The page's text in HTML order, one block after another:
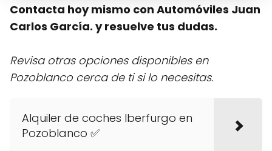
Contacta hoy mismo con Automóviles Juan
Carlos García. y resuelve tus dudas.
Revisa otras opciones disponibles en
Pozoblanco cerca de ti si lo necesitas.
Alquiler de coches Iberfurgo en
Pozoblanco ✅